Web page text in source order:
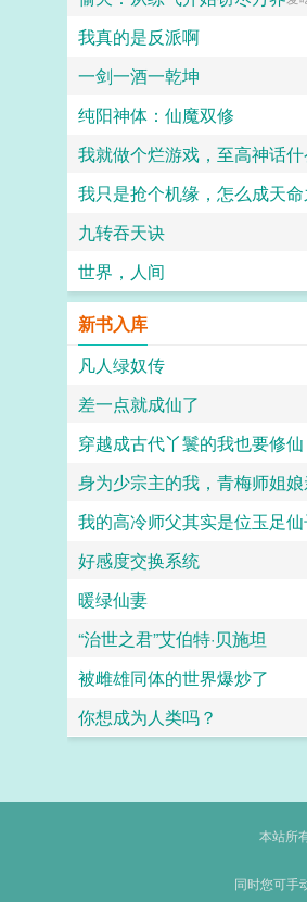
我真的是反派啊
一剑一酒一乾坤
纯阳神体：仙魔双修
我就做个烂游戏，至高神话
我只是抢个机缘，怎么成天
九转吞天诀
世界，人间
新书入库
凡人绿奴传
差一点就成仙了
穿越成古代丫鬟的我也要修仙
我的高冷师父其实是位玉足
好感度交换系统
暖绿仙妻
“治世之君”艾伯特·贝施坦
被雌雄同体的世界爆炒了
你想成为人类吗？
本站所
同时您可手